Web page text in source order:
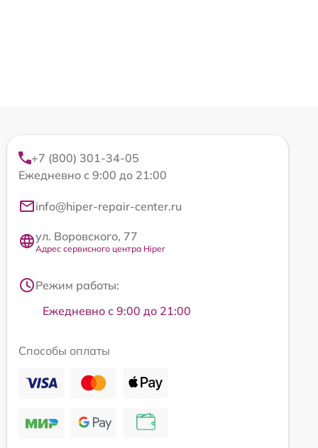
+7 (800) 301-34-05
Ежедневно с 9:00 до 21:00
info@hiper-repair-center.ru
ул. Воровского, 77
Адрес сервисного центра Hiper
Режим работы:
Ежедневно с 9:00 до 21:00
Способы оплаты